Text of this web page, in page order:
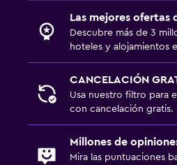
Las mejores ofertas
Descubre más de 3
hoteles y alojamientos
CANCELACIÓN
Usa nuestro filtro para
con cancelación gratis.
Millones de
Mira las puntuaciones